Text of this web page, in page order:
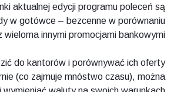
aktualnej edycji programu poleceń są
w gotówce – bezcenne w porównaniu
wieloma innymi promocjami bankowymi.
do kantorów i porównywać ich oferty
(co zajmuje mnóstwo czasu), można